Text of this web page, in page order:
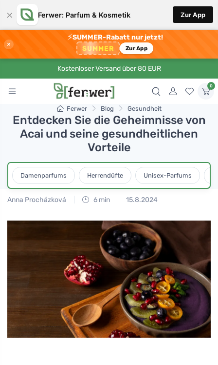
× Ferwer: Parfum & Kosmetik Zur App
×
⚡SUMMER-Rabatt nur jetzt!
SUMMER Zur App
Kostenloser Versand über 80 EUR
0
Ferwer Blog Gesundheit
Entdecken Sie die Geheimnisse von
Acai und seine gesundheitlichen
Vorteile
Damenparfums Herrendüfte Unisex-Parfums
Anna Procházková 6 min 15.8.2024